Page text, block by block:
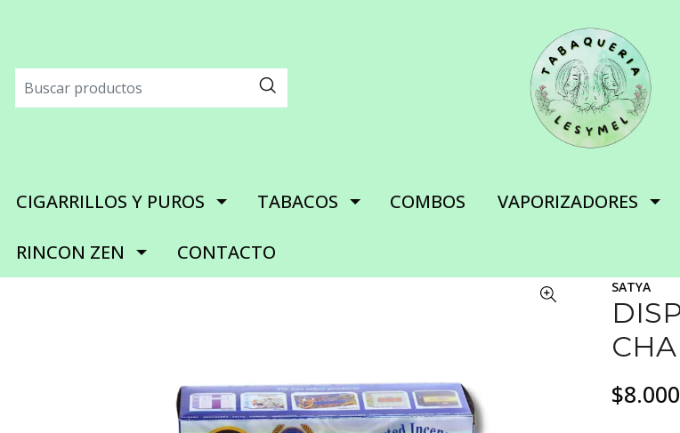
CIGARRILLOS Y PUROS TABACOS COMBOS VAPORIZADORES
RINCON ZEN CONTACTO
SATYA
$8.000